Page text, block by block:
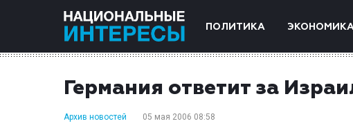
ПОЛИТИКА
Германия ответит за
Архив новостей 05 мая 2006 08:58